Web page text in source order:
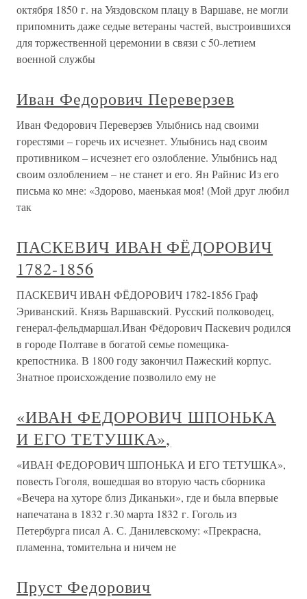
октября 1850 г. на Уяздовском плацу в Варшаве, не могли
припомнить даже седые ветераны частей, выстроившихся
для торжественной церемонии в связи с 50-летием
военной службы
Иван Федорович Переверзев
Иван Федорович Переверзев Улыбнись над своими
горестями – горечь их исчезнет. Улыбнись над своим
противником – исчезнет его озлобление. Улыбнись над
своим озлоблением – не станет и его. Ян Райнис Из его
письма ко мне: «Здорово, маенькая моя! (Мой друг любил
так
ПАСКЕВИЧ ИВАН ФЁДОРОВИЧ
1782-1856
ПАСКЕВИЧ ИВАН ФЁДОРОВИЧ 1782-1856 Граф
Эриванский. Князь Варшавский. Русский полководец,
генерал-фельдмаршал.Иван Фёдорович Паскевич родился
в городе Полтаве в богатой семье помещика-
крепостника. В 1800 году закончил Пажеский корпус.
Знатное происхождение позволило ему не
«ИВАН ФЕДОРОВИЧ ШПОНЬКА
И ЕГО ТЕТУШКА»,
«ИВАН ФЕДОРОВИЧ ШПОНЬКА И ЕГО ТЕТУШКА»,
повесть Гоголя, вошедшая во вторую часть сборника
«Вечера на хуторе близ Диканьки», где и была впервые
напечатана в 1832 г.30 марта 1832 г. Гоголь из
Петербурга писал А. С. Данилевскому: «Прекрасна,
пламенна, томительна и ничем не
Пруст Федорович